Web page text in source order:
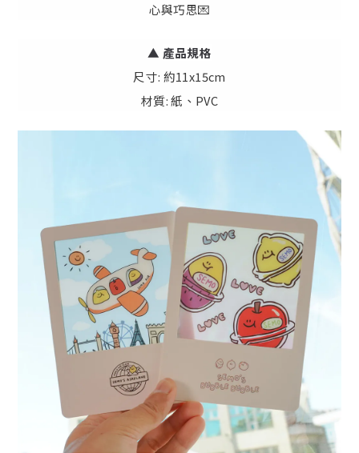
心與巧思💌
▲ 產品規格
尺寸: 約11x15cm
材質: 紙、PVC